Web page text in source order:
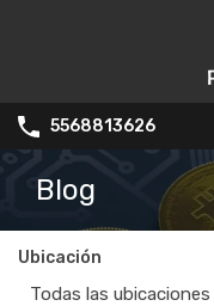
5568813626
Blog
Ubicación
Todas las ubicaciones